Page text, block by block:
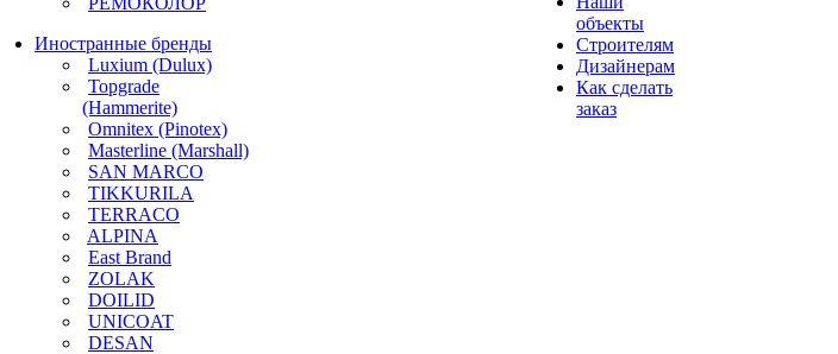
Иностранные бренды
Luxium (Dulux)
Topgrade
(Hammerite)
Omnitex (Pinotex)
Masterline (Marshall)
SAN MARCO
TIKKURILA
TERRACO
ALPINA
East Brand
ZOLAK
DOILID
UNICOAT
DESAN
объекты
Строителям
Дизайнерам
Как сделать
заказ